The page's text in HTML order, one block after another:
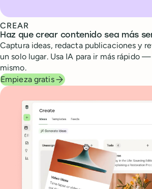
CREAR
Haz que crear contenido sea más
Captura ideas, redacta publicaciones y
un solo lugar. Usa IA para ir más rápido
mismo.
Empieza gratis